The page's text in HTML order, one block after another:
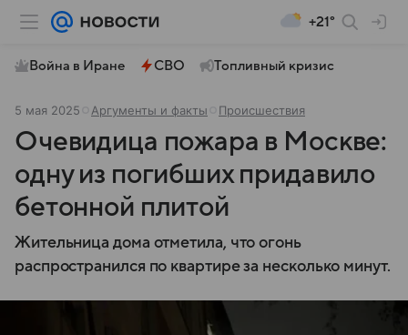
+21°
Война в Иране СВО Топливный кризис
5 мая 2025 Аргументы и факты Происшествия
Очевидица пожара в Москве:
одну из погибших придавило
бетонной плитой
Жительница дома отметила, что огонь
распространился по квартире за несколько минут.